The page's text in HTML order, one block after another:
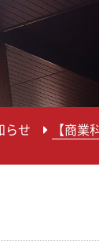
らせ 【商